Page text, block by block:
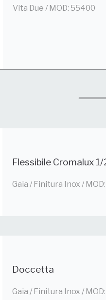
Vita Due / MOD: 55400
Flessibile Cromalux
Gaia / Finitura Inox /
Doccetta
Gaia / Finitura Inox /